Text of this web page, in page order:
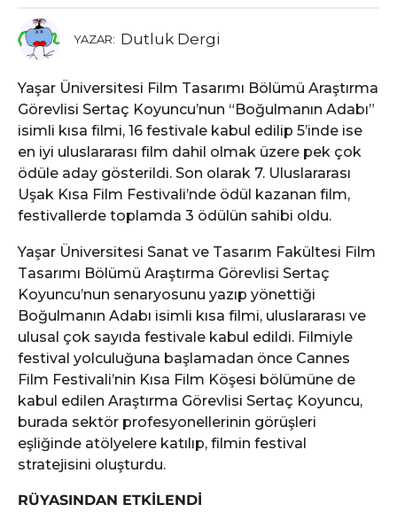
l
ö
c
e
YAZAR: Dutluk Dergi
Yaşar Üniversitesi Film Tasarımı Bölümü Araştırma
Görevlisi Sertaç Koyuncu’nun “Boğulmanın Adabı”
isimli kısa filmi, 16 festivale kabul edilip 5’inde ise
en iyi uluslararası film dahil olmak üzere pek çok
ödüle aday gösterildi. Son olarak 7. Uluslararası
Uşak Kısa Film Festivali’nde ödül kazanan film,
festivallerde toplamda 3 ödülün sahibi oldu.
Yaşar Üniversitesi Sanat ve Tasarım Fakültesi Film
Tasarımı Bölümü Araştırma Görevlisi Sertaç
Koyuncu’nun senaryosunu yazıp yönettiği
Boğulmanın Adabı isimli kısa filmi, uluslararası ve
ulusal çok sayıda festivale kabul edildi. Filmiyle
festival yolculuğuna başlamadan önce Cannes
Film Festivali’nin Kısa Film Köşesi bölümüne de
kabul edilen Araştırma Görevlisi Sertaç Koyuncu,
burada sektör profesyonellerinin görüşleri
eşliğinde atölyelere katılıp, filmin festival
stratejisini oluşturdu.
RÜYASINDAN ETKİLENDİ